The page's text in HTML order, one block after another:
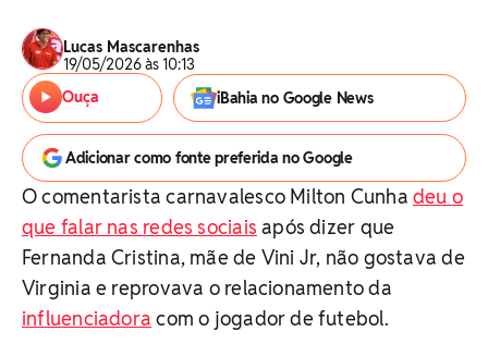
Lucas Mascarenhas
19/05/2026 às 10:13
Ouça
iBahia no Google News
Adicionar como fonte preferida no Google
O comentarista carnavalesco Milton Cunhadeu o
que falar nas redes sociais após dizer que
Fernanda Cristina, mãe de Vini Jr, não gostava de
Virginia e reprovava o relacionamento da
influenciadora com o jogador de futebol.